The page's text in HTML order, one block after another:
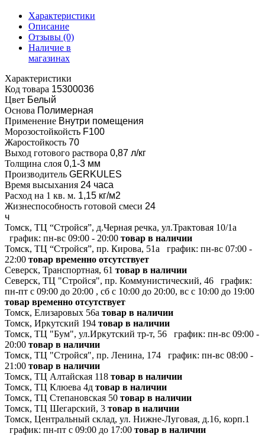
Характеристики
Описание
Отзывы (0)
Наличие в
магазинах
Характеристики
Код товара 15300036
Цвет Белый
Основа Полимерная
Применение Внутри помещения
Морозостойкойсть F100
Жаростойкость 70
Выход готового раствора 0,87 л/кг
Толщина слоя 0,1-3 мм
Производитель GERKULES
Время высыхания 24 часа
Расход на 1 кв. м. 1,15 кг/м2
Жизнеспособность готовой смеси 24
ч
Томск, ТЦ “Стройся”, д.Черная речка, ул.Трактовая 10/1а
график: пн-вс 09:00 - 20:00 товар в наличии
Томск, ТЦ “Стройся”, пр. Кирова, 51а
график: пн-вс 07:00 -
22:00 товар временно отсутствует
Северск, Транспортная, 61 товар в наличии
Северск, ТЦ "Стройся", пр. Коммунистический, 46
график:
пн-пт с 09:00 до 20:00 , сб с 10:00 до 20:00, вс с 10:00 до 19:00
товар временно отсутствует
Томск, Елизаровых 56а товар в наличии
Томск, Иркутский 194 товар в наличии
Томск, ТЦ "Бум", ул.Иркутский тр-т, 56
график: пн-вс 09:00 -
20:00 товар в наличии
Томск, ТЦ "Стройся", пр. Ленина, 174
график: пн-вс 08:00 -
21:00 товар в наличии
Томск, ТЦ Алтайская 118 товар в наличии
Томск, ТЦ Клюева 4д товар в наличии
Томск, ТЦ Степановская 50 товар в наличии
Томск, ТЦ Шегарский, 3 товар в наличии
Томск, Центральный склад, ул. Нижне-Луговая, д.16, корп.1
график: пн-пт с 09:00 до 17:00 товар в наличии